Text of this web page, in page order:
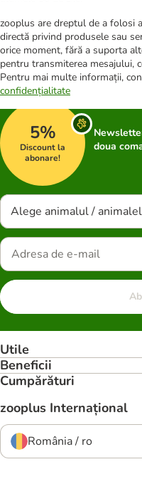
zooplus are dreptul de a folosi
directă privind produsele sau
orice moment, fără a suporta
pentru transmiterea mesajului,
Pentru mai multe informații,
confidențialitate
5%
Discount la
abonare!
doua
Alege animalul /
Utile
Beneficii
Cumpărături
zooplus Internațional
România / ro